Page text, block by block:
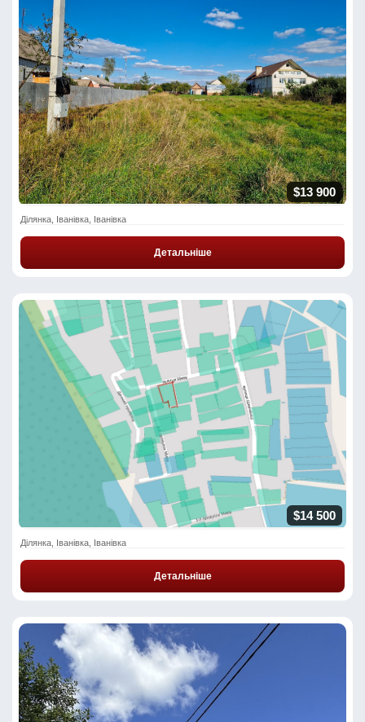
$13 900
Ділянка, Іванівка, Іванівка
Детальніше
$14 500
Ділянка, Іванівка, Іванівка
Детальніше